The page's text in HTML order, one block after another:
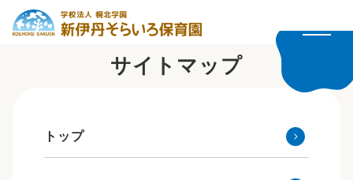
サイトマップ
トップ